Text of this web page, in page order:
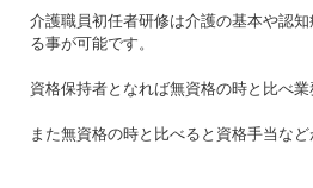
介護職員初任者研修は介護の基本や認
る事が可能です。
資格保持者となれば無資格の時と比べ
また無資格の時と比べると資格手当な